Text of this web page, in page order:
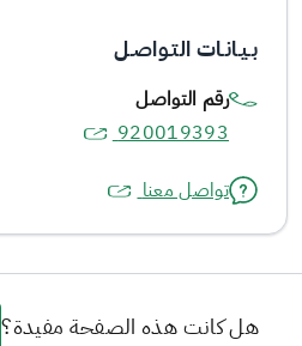
بـيـانـات التـواصـل
رقم التواصل
920019393
تواصل معنا
هل كانت هذه الصفحة مفيدة؟